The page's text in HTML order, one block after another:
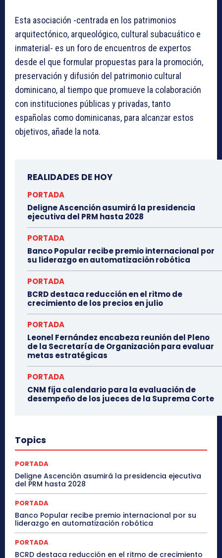
Esta asociación -centrada en los patrimonios
arquitectónico, arqueológico, cultural subacuático e
inmaterial- es un foro de encuentros de expertos
desde el que formular propuestas para la promoción,
preservación y difusión del patrimonio cultural
dominicano, al tiempo que promueve la colaboración
con instituciones públicas y privadas, tanto
españolas como dominicanas, para alcanzar estos
objetivos, añade la nota.
REALIDADES DE HOY
PORTADA
Deligne Ascención asumirá la presidencia
ejecutiva del PRM hasta 2028
PORTADA
Banco Popular recibe premio internacional por
su liderazgo en automatización robótica
PORTADA
BCRD destaca reducción en el ritmo de
crecimiento de los precios en julio
PORTADA
Leonel Fernández encabeza reunión del Pleno
de la Secretaría de Organización para evaluar
metas estratégicas
PORTADA
CNM fija calendario para la evaluación de
desempeño de los jueces de la Suprema Corte
Topics
PORTADA
Deligne Ascención asumirá la presidencia ejecutiva
del PRM hasta 2028
PORTADA
Banco Popular recibe premio internacional por su
liderazgo en automatización robótica
PORTADA
BCRD destaca reducción en el ritmo de crecimiento